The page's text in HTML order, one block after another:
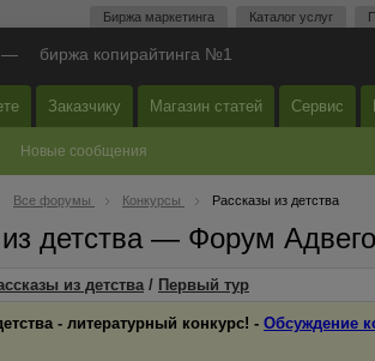
Биржа маркетинга Каталог услуг
— биржа копирайтинга №1
Заказчику Магазин статей Сервис
Новые сообщения
Все форумы Конкурсы Рассказы из детства
детства — Форум Адвего
из детства/ Первый тур
- литературный конкурс! - Обсуждение